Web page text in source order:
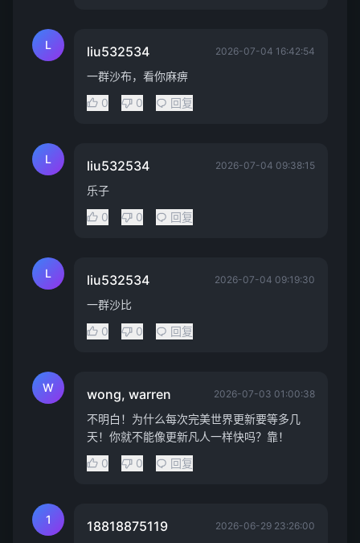
L liu532534 2026-07-04 16:42:54
一群沙布，看你麻痹
0
0 回复
L liu532534 2026-07-04 09:38:15
乐子
0
0 回复
L liu532534 2026-07-04 09:19:30
一群沙比
0
0 回复
W wong, warren 2026-07-03 01:00:38
不明白！为什么每次完美世界更新要等多几
天！你就不能像更新凡人一样快吗？靠！
0
0 回复
1 18818875119 2026-06-29 23:26:00